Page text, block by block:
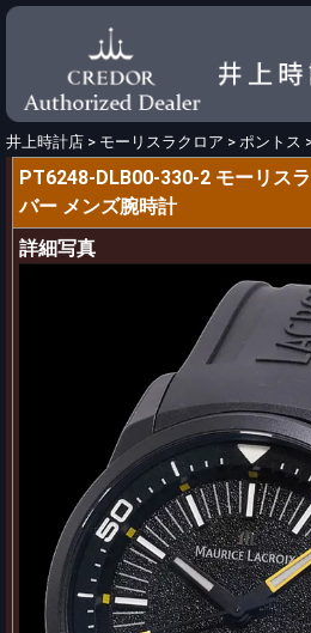
井上時計店 > モーリスラクロア > ポントス
PT6248-DLB00-330-2 モーリス
バー メンズ腕時計
詳細写真